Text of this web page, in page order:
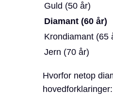
Guld (50 år)
Diamant (60 år)
Krondiamant (65
Jern (70 år)
Hvorfor netop
hovedforklaringer: